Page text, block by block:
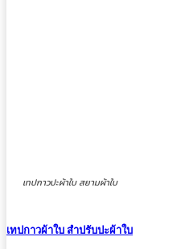
เทปกาวปะผ้าใบ สยามผ้าใบ
เทปกาวผ้าใบ สำปรับปะผ้าใบ